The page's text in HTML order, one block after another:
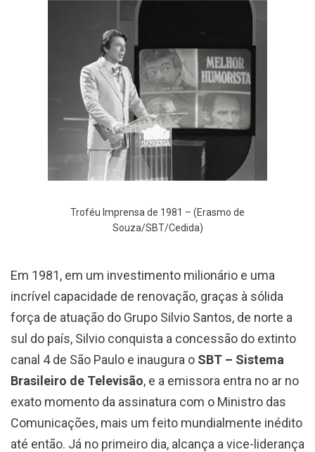
Troféu Imprensa de 1981 – (Erasmo de
Souza/SBT/Cedida)
Em 1981, em um investimento milionário e uma
incrível capacidade de renovação, graças à sólida
força de atuação do Grupo Silvio Santos, de norte a
sul do país, Silvio conquista a concessão do extinto
canal 4 de São Paulo e inaugura o SBT – Sistema
Brasileiro de Televisão, e a emissora entra no ar no
exato momento da assinatura com o Ministro das
Comunicações, mais um feito mundialmente inédito
até então. Já no primeiro dia, alcança a vice-liderança